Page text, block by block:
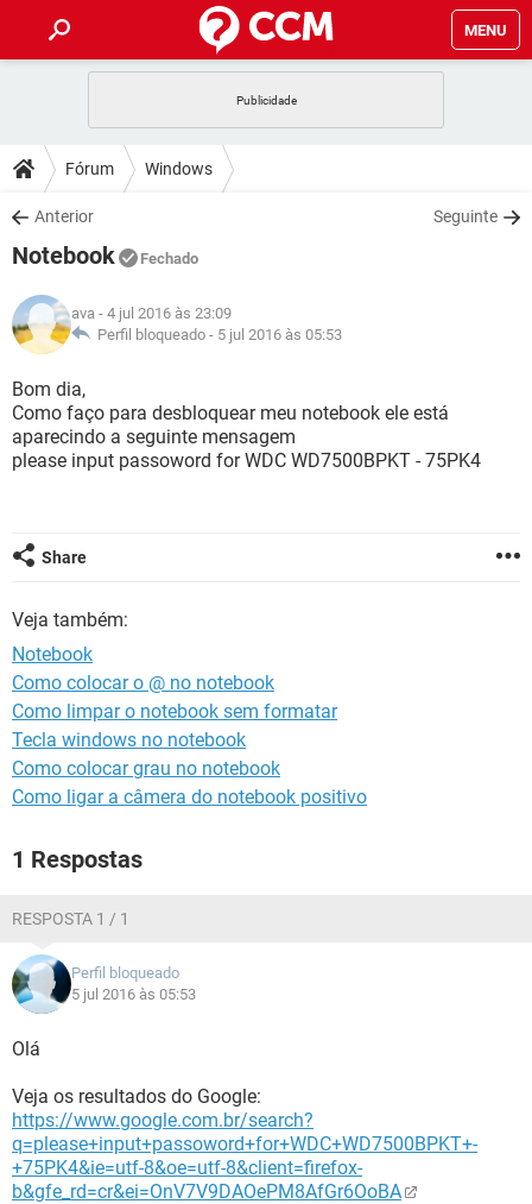
MENU
CELULAR
OUTLOOK
INSTAGRAM
GUIA DE COMPRAS
DICAS
JOGOS
INSTAGRAM
GUIA DE COMPRAS
DOWNLOADS
JOGOS
CELULAR
OUTLOOK EXCEL
INSTAGRAM
GUIA DE COMPRAS
JOGOS
CELULAR
OUTLOOK
INSTAGRAM GMAIL
GLOSSÁRIO
JOGOS
CELULAR FACEBOOK
OUTLOOK EXCEL
GUIA DE COMPRAS
Fórum Windows
Anterior Seguinte
Notebook Fechado
ava - 4 jul 2016 às 23:09
Perfil bloqueado - 5 jul 2016 às 05:53
Bom dia,
Como faço para desbloquear meu notebook ele está
aparecindo a seguinte mensagem
please input passoword for WDC WD7500BPKT - 75PK4
Share
Veja também:
Notebook
Como colocar o @ no notebook
Como limpar o notebook sem formatar
Tecla windows no notebook
Como colocar grau no notebook
Como ligar a câmera do notebook positivo
1 Respostas
RESPOSTA 1 / 1
Perfil bloqueado
5 jul 2016 às 05:53
Olá
Veja os resultados do Google:
https://www.google.com.br/search?
q=please+input+passoword+for+WDC+WD7500BPKT+-
+75PK4&ie=utf-8&oe=utf-8&client=firefox-
b&gfe_rd=cr&ei=OnV7V9DAOePM8AfGr6OoBA